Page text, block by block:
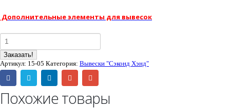
Дополнительные элементы для вывесок
Заказать!
Артикул: 15-05 Категория: Вывески "Сэконд Хэнд"
Похожие товары